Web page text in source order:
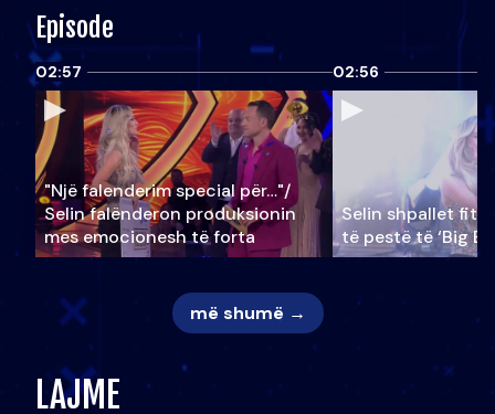
Episode
02:57
"Një falenderim special për…"/
Selin falënderon produksionin
mes emocionesh të forta
02:56
Selin shpallet
të pestë të ‘Big
më shumë →
LAJME